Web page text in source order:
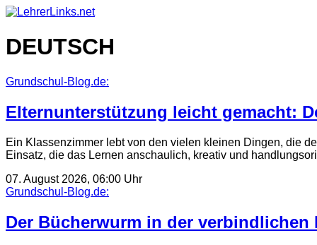
Skip
content
DEUTSCH
Grundschul-Blog.de:
Elternunterstützung leicht gemacht:
Ein Klassenzimmer lebt von den vielen kleinen Dingen, die
Einsatz, die das Lernen anschaulich, kreativ und
07. August 2026, 06:00 Uhr
Grundschul-Blog.de:
Der Bücherwurm in der